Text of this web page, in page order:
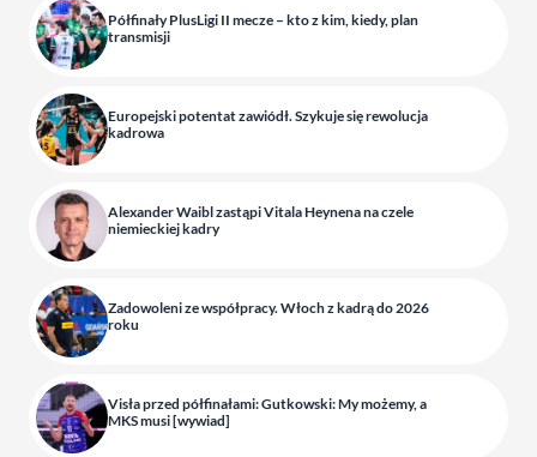
Półfinały PlusLigi II mecze – kto z kim, kiedy, plan
transmisji
Europejski potentat zawiódł. Szykuje się rewolucja
kadrowa
Alexander Waibl zastąpi Vitala Heynena na czele
niemieckiej kadry
Zadowoleni ze współpracy. Włoch z kadrą do 2026
roku
Visła przed półfinałami: Gutkowski: My możemy, a
MKS musi [wywiad]